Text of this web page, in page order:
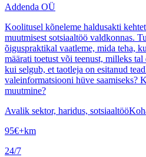
Addenda OÜ
Koolitusel kõneleme haldusakti
muutmisest sotsiaaltöö valdkonnas.
õiguspraktikal vaatleme, mida teha,
määrati toetust või teenust, milleks
kui selgub, et taotleja on esitanud
valeinformatsiooni hüve saamiseks?
muutmine?
Avalik sektor, haridus, sotsiaaltöö
95€+km
24/7